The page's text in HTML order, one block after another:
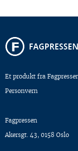
Et produkt fra
Personvern
Fagpressen
Akersgt. 43, 0158 Oslo